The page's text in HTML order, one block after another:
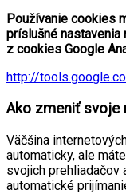
Používanie cookies
príslušné nastavenia
z cookies Google
http://
Ako zmeniť svoje
Väčšina
automaticky, ale
svojich
automatické